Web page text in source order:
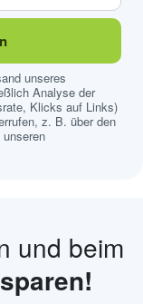
unseres
Analyse der
Klicks auf Links)
z. B. über den
und beim